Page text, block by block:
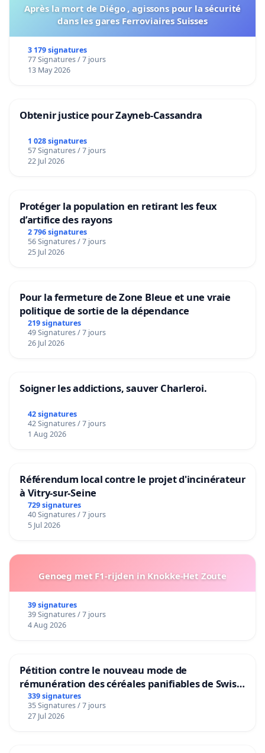
Après la mort de Diégo , agissons pour la sécurité
dans les gares Ferroviaires Suisses
3 179 signatures
77 Signatures / 7 jours
13 May 2026
Obtenir justice pour Zayneb-Cassandra
1 028 signatures
57 Signatures / 7 jours
22 Jul 2026
Protéger la population en retirant les feux
d’artifice des rayons
2 796 signatures
56 Signatures / 7 jours
25 Jul 2026
Pour la fermeture de Zone Bleue et une vraie
politique de sortie de la dépendance
219 signatures
49 Signatures / 7 jours
26 Jul 2026
Soigner les addictions, sauver Charleroi.
42 signatures
42 Signatures / 7 jours
1 Aug 2026
Référendum local contre le projet d'incinérateur
à Vitry-sur-Seine
729 signatures
40 Signatures / 7 jours
5 Jul 2026
Genoeg met F1-rijden in Knokke-Het Zoute
39 signatures
39 Signatures / 7 jours
4 Aug 2026
Pétition contre le nouveau mode de
rémunération des céréales panifiables de Swiss
granum basé sur la teneur en protéines
339 signatures
35 Signatures / 7 jours
27 Jul 2026